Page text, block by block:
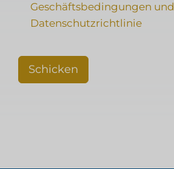
Geschäftsbedingungen und
Datenschutzrichtlinie
Schicken